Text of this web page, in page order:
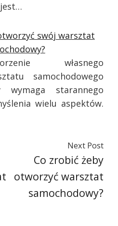
swój warsztat
własnego
samochodowego
starannego
wielu aspektów.
Next Post
Co zrobić żeby
otworzyć warsztat
samochodowy?